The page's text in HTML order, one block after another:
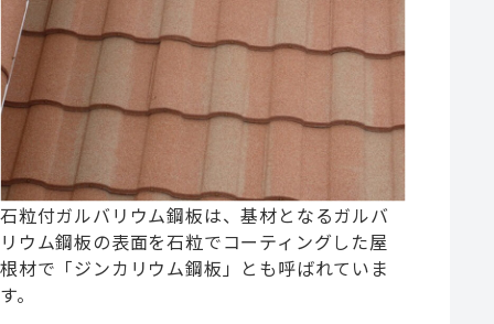
石粒付ガルバリウム鋼板は、基材となるガルバ
リウム鋼板の表面を石粒でコーティングした屋
根材で「ジンカリウム鋼板」とも呼ばれていま
す。